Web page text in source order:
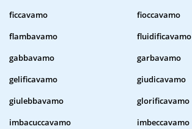
ficcavamo
fioccavamo
flambavamo
fluidificavamo
gabbavamo
garbavamo
gelificavamo
giudicavamo
giulebbavamo
glorificavamo
imbacuccavamo
imbeccavamo